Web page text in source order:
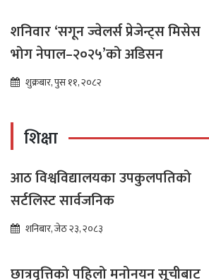
शनिवार ‘सगून ज्वेलर्स प्रेजेन्ट्स मिसेस
भोग नेपाल–२०२५’को अडिसन
शुक्रबार, पुस ११, २०८२
शिक्षा
आठ विश्वविद्यालयका उपकुलपतिको
सर्टलिस्ट सार्वजनिक
शनिबार, जेठ २३, २०८३
छात्रवृत्तिको पहिलो मनोनयन सूचीबाट